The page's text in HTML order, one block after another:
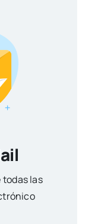
todas las